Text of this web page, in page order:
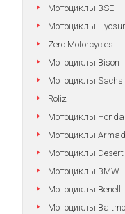
Мотоциклы BSE
Мотоциклы
Zero Motorcycles
Мотоциклы Bison
Мотоциклы Sachs
Roliz
Мотоциклы Honda
Мотоциклы
Мотоциклы Desert
Мотоциклы BMW
Мотоциклы Benelli
Мотоциклы